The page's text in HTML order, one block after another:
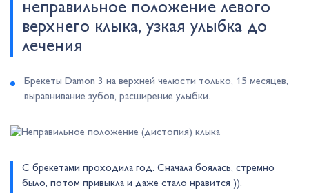
неправильное положение левого
верхнего клыка, узкая улыбка до
лечения
Брекеты Damon 3 на верхней челюсти только, 15 месяцев,
выравнивание зубов, расширение улыбки.
C брекетами проходила год. Cначала боялась, стремно
было, потом привыкла и даже стало нравится )).